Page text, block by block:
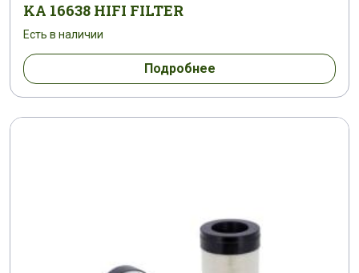
KA 16638 HIFI FILTER
Есть в наличии
Подробнее